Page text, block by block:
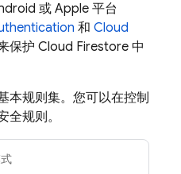
或 Apple 平台
和 Cloud
保护 Cloud Firestore 中
本规则集。您可以在控制
全规则。